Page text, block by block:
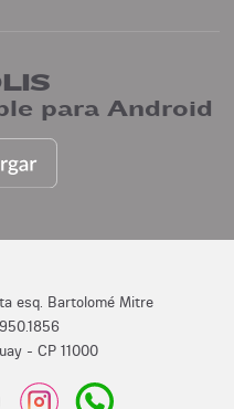
para Android
esq. Bartolomé Mitre
- CP 11000